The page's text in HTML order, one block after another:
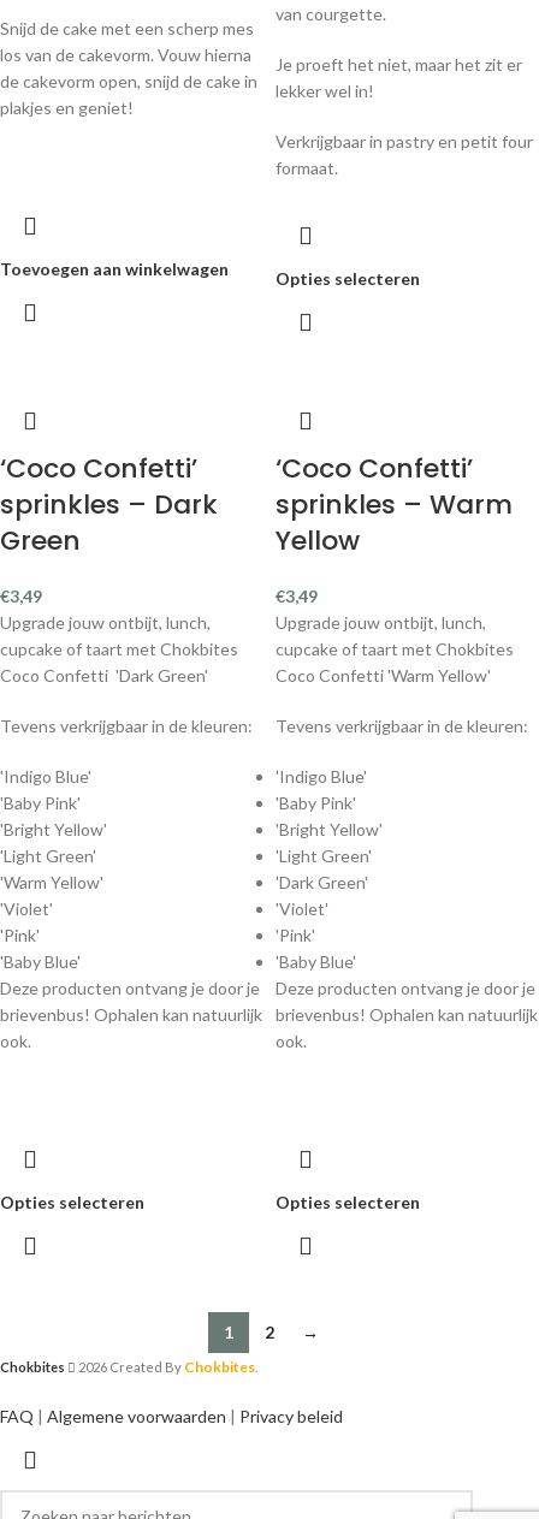
Snijd de cake met een scherp mes
los van de cakevorm. Vouw hierna
de cakevorm open, snijd de cake in
plakjes en geniet!
Toevoegen aan winkelwagen
van courgette.
Je proeft het niet, maar het zit er
lekker wel in!
Verkrijgbaar in pastry en petit four
formaat.
Opties selecteren
‘Coco Confetti’
sprinkles – Dark
Green
€3,49
Upgrade jouw ontbijt, lunch,
cupcake of taart met Chokbites
Coco Confetti 'Dark Green'
Tevens verkrijgbaar in de kleuren:
'Indigo Blue'
'Baby Pink'
'Bright Yellow'
'Light Green'
'Warm Yellow'
'Violet'
'Pink'
'Baby Blue'
Deze producten ontvang je door je
brievenbus! Ophalen kan natuurlijk
ook.
Opties selecteren
‘Coco Confetti’
sprinkles – Warm
Yellow
€3,49
Upgrade jouw ontbijt, lunch,
cupcake of taart met Chokbites
Coco Confetti 'Warm Yellow'
Tevens verkrijgbaar in de kleuren:
'Indigo Blue'
'Baby Pink'
'Bright Yellow'
'Light Green'
'Dark Green'
'Violet'
'Pink'
'Baby Blue'
Deze producten ontvang je door je
brievenbus! Ophalen kan natuurlijk
ook.
Opties selecteren
1 2 →
Chokbites 2026 Created By Chokbites
FAQ Algemene voorwaarden Privacy beleid